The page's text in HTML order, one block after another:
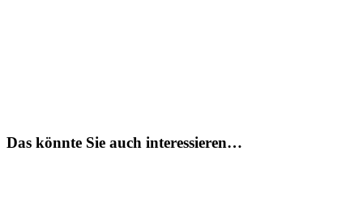
Das könnte Sie auch interessieren…